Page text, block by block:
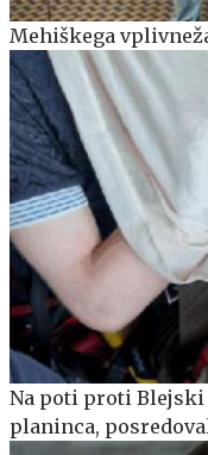
Mehiškega
Na poti proti
planinca,